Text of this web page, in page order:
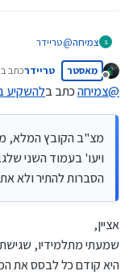
צ צמיחה@טריידר
מצ"ב הקובץ
הדרך הנכונה
ולאסור.
אני מקווה שכעת
וא"כ יישר כח על
מנותק
מאסטר טריידרכתב ב
נערך
@צמיחהכתב בלהשקיע
מצ"ב הקובץ המלא,
ויעו' בעמוד השני
הסברות להתיר ולא
אציין,
שמעתי מתלמידיו,
היא קודם כל לבסס את